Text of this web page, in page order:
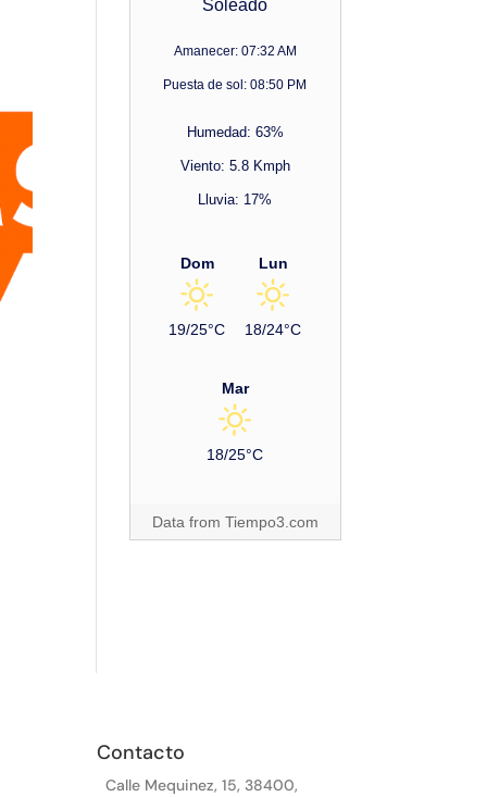
Soleado
Amanecer: 07:32 AM
Puesta de sol: 08:50 PM
Humedad: 63%
Viento: 5.8 Kmph
Lluvia: 17%
Dom
19/25°C
Lun
18/24°C
Mar
18/25°C
Data from Tiempo3.com
Contacto
Calle Mequinez, 15, 38400,